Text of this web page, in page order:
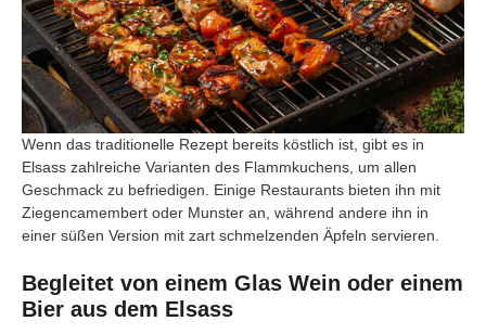
Wenn das traditionelle Rezept bereits köstlich ist, gibt es in
Elsass zahlreiche Varianten des Flammkuchens, um allen
Geschmack zu befriedigen. Einige Restaurants bieten ihn mit
Ziegencamembert oder Munster an, während andere ihn in
einer süßen Version mit zart schmelzenden Äpfeln servieren.
Begleitet von einem Glas Wein oder einem
Bier aus dem Elsass